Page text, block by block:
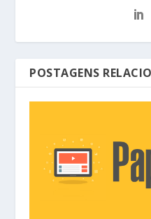
POSTAGENS